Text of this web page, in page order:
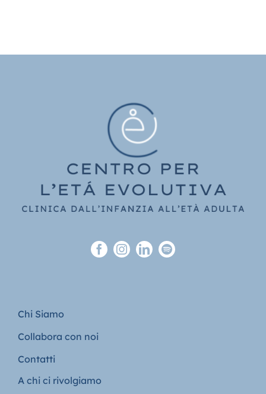
Chi Siamo
Collabora con noi
Contatti
A chi ci rivolgiamo